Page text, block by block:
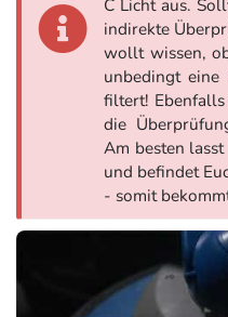
C Licht aus.
indirekte
wollt wissen,
unbedingt
filtert!
die
Am besten
und befindet
- somit